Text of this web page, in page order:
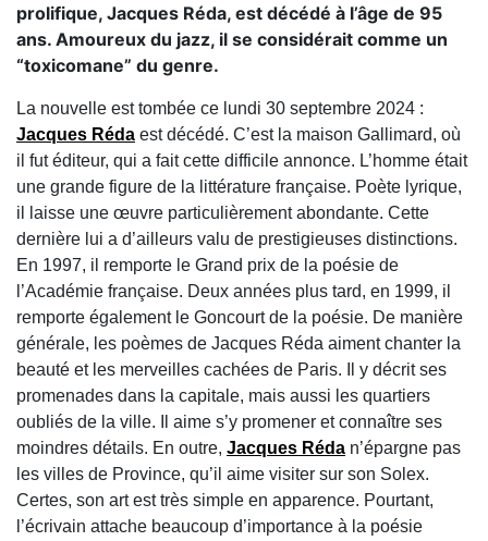
prolifique, Jacques Réda, est décédé à l’âge de 95
ans. Amoureux du jazz, il se considérait comme un
“toxicomane” du genre.
La nouvelle est tombée ce lundi 30 septembre 2024 :
Jacques Réda est décédé. C’est la maison Gallimard, où
il fut éditeur, qui a fait cette difficile annonce. L’homme était
une grande figure de la littérature française. Poète lyrique,
il laisse une œuvre particulièrement abondante. Cette
dernière lui a d’ailleurs valu de prestigieuses distinctions.
En 1997, il remporte le Grand prix de la poésie de
l’Académie française. Deux années plus tard, en 1999, il
remporte également le Goncourt de la poésie. De manière
générale, les poèmes de Jacques Réda aiment chanter la
beauté et les merveilles cachées de Paris. Il y décrit ses
promenades dans la capitale, mais aussi les quartiers
oubliés de la ville. Il aime s’y promener et connaître ses
moindres détails. En outre, Jacques Réda n’épargne pas
les villes de Province, qu’il aime visiter sur son Solex.
Certes, son art est très simple en apparence. Pourtant,
l’écrivain attache beaucoup d’importance à la poésie